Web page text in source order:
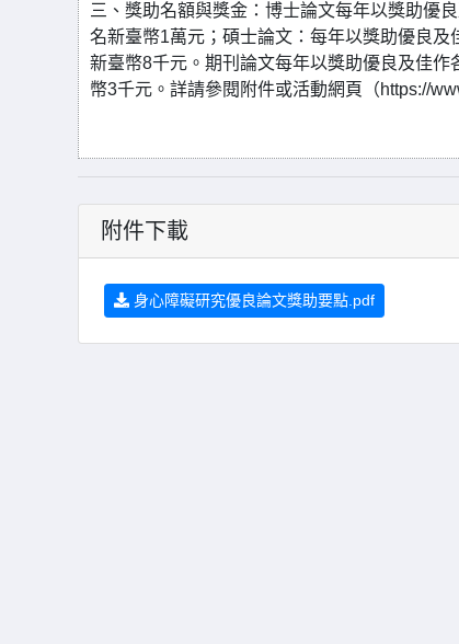
三、獎助名額與獎金：博士論文每年以獎助優
名新臺幣1萬元；碩士論文：每年以獎助優良
新臺幣8千元。期刊論文每年以獎助優良及佳
幣3千元。詳請參閱附件或活動網頁（https://
附件下載
身心障礙研究優良論文獎助要點.pdf